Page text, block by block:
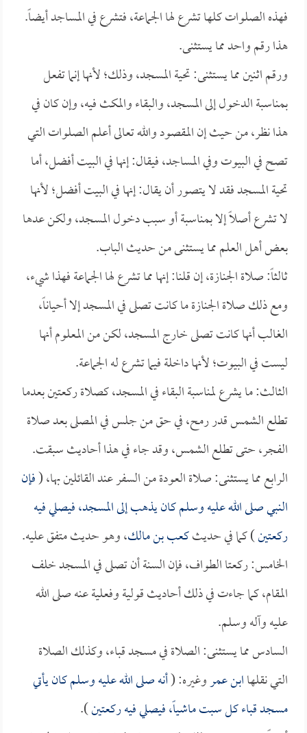
فهذه الصلوات كلها تشرع لها الجماعة، فتشرع في المساجد أيضاً.
هذا رقم واحد مما يستثنى.
ورقم اثنين مما يستثنى: تحية المسجد، وذلك؛ لأنها إنما تفعل
بمناسبة الدخول إلى المسجد، والبقاء والمكث فيه، وإن كان في
هذا نظر، من حيث إن المقصود والله تعالى أعلم الصلوات التي
تصح في البيوت وفي المساجد، فيقال: إنها في البيت أفضل، أما
تحية المسجد فقد لا يتصور أن يقال: إنها في البيت أفضل؛ لأنها
لا تشرع أصلاً إلا بمناسبة أو سبب دخول المسجد، ولكن عدها
بعض أهل العلم مما يستثنى من حديث الباب.
ثالثاً: صلاة الجنازة، إن قلنا: إنها مما تشرع لها الجماعة فهذا شيء،
ومع ذلك صلاة الجنازة ما كانت تصلى في المسجد إلا أحياناً،
الغالب أنها كانت تصلى خارج المسجد، لكن من المعلوم أنها
ليست في البيوت؛ لأنها داخلة فيما تشرع له الجماعة.
الثالث: ما يشرع لمناسبة البقاء في المسجد، كصلاة ركعتين بعدما
تطلع الشمس قدر رمح، في حق من جلس في المصلى بعد صلاة
الفجر، حتى تطلع الشمس، وقد جاء في هذا أحاديث سبقت.
الرابع مما يستثنى: صلاة العودة من السفر عند القائلين بها، (فإن
النبي صلى الله عليه وسلم كان يذهب إلى المسجد، فيصلي فيه
ركعتين) كما في حديثكعب بن مالك، وهو حديث متفق عليه.
الخامس: ركعتا الطواف، فإن السنة أن تصلى في المسجد خلف
المقام، كما جاءت في ذلك أحاديث قولية وفعلية عنه صلى الله
عليه وآله وسلم.
السادس مما يستثنى: الصلاة في مسجد قباء، وكذلك الصلاة
التي نقلهاابن عمروغيره: (أنه صلى الله عليه وسلم كان يأتي
مسجد قباء كل سبت ماشياً، فيصلي فيه ركعتين).